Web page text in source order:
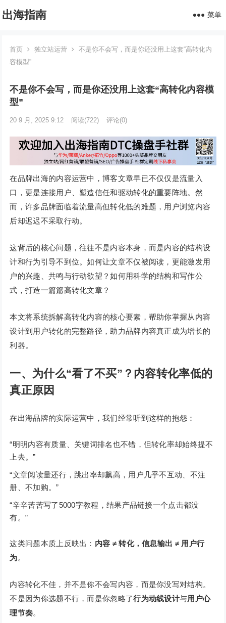
出海指南 菜单
首页 独立站运营
不是你不会写，而是你还没用上这套“高转化内
容模型”
不是你不会写，而是你还没用上这套“高转化内容模
型”
20 9 月, 2025 9:12 阅读(722) 评论(0)
在品牌出海的内容运营中，博客文章早已不仅仅是流量入
口，更是连接用户、塑造信任和驱动转化的重要阵地。然
而，许多品牌面临着流量高但转化低的难题，用户浏览内容
后却迟迟不采取行动。
这背后的核心问题，往往不是内容本身，而是内容的结构设
计和行为引导不到位。如何让文章不仅被阅读，更能激发用
户的兴趣、共鸣与行动欲望？如何用科学的结构和写作公
式，打造一篇篇高转化文章？
本文将系统拆解高转化内容的核心要素，帮助你掌握从内容
设计到用户转化的完整路径，助力品牌内容真正成为增长的
利器。
一、 为什么“看了不买”？内容转化率低的
真正原因
在出海品牌的实际运营中，我们经常听到这样的抱怨：
“明明内容有质量、关键词排名也不错，但转化率却始终提不
上去。”
“文章阅读量还行，跳出率却飙高，用户几乎不互动、不注
册、不加购。”
“辛辛苦苦写了5000字教程，结果产品链接一个点击都没
有。”
这类问题本质上反映出： 内容 ≠ 转化，信息输出 ≠ 用户行
为。
内容转化不佳，并不是你不会写内容，而是你没写对结构。
不是因为你选题不行，而是你忽略了行为动线设计与用户心
理节奏。